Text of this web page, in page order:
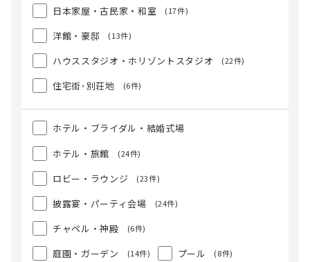
日本家屋・古民家・和室 (17件)
洋館・豪邸 (13件)
ハウススタジオ・ホリゾントスタジオ (22件)
住宅街･別荘地 (6件)
ホテル・ブライダル・結婚式場
ホテル・旅館
(24件)
ロビー・ラウンジ (23件)
披露宴・パーティ会場 (24件)
チャペル・神殿 (6件)
庭園・ガーデン (14件) プール (8件)